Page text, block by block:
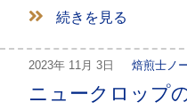
続きを見る
2023年 11月 3日 焙煎士ノ
ニュークロップ